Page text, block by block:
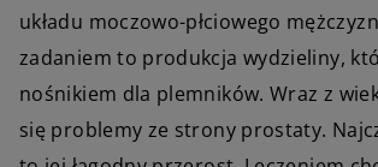
układu moczowo-płciowego
zadaniem to produkcja wydzieliny,
nośnikiem dla plemników. Wraz z
się problemy ze strony prostaty.